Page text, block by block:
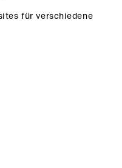
für verschiedene